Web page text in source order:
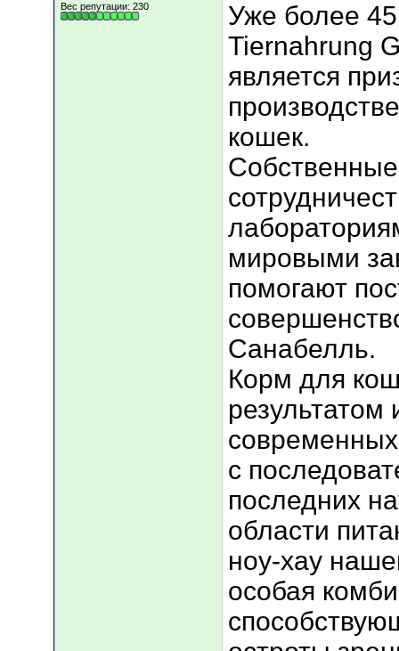
Вес репутации: 230
Уже более
Tiernahrung
является
кошек.
мировыми
помогают
Санабелль.
Корм для
современных
с
последних
области
ноу-хау
особая